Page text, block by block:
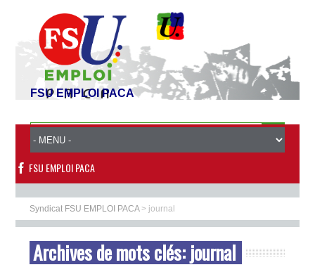
FSU EMPLOI PACA
FSU EMPLOI PACA
Syndicat FSU EMPLOI PACA> journal
Archives de mots clés: journal